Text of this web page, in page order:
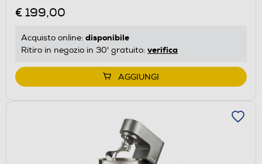
€ 199,00
Acquisto online: disponibile
Ritiro in negozio in 30' gratuito: verifica
AGGIUNGI